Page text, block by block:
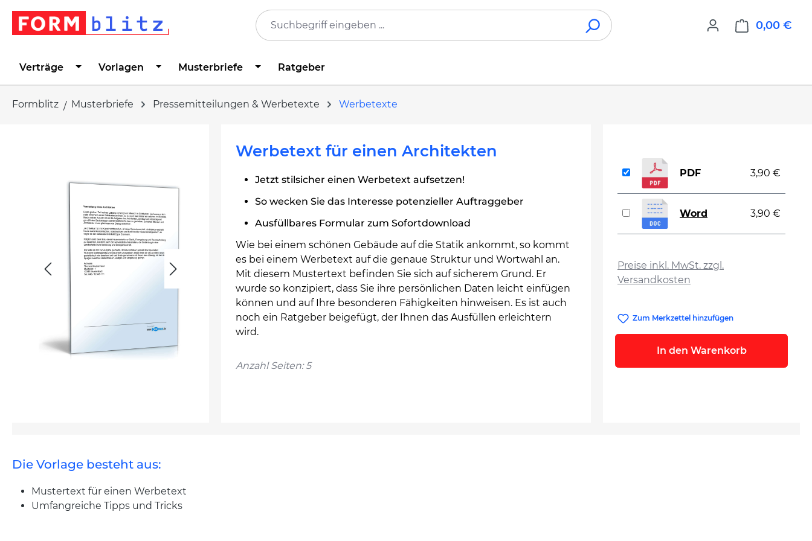
Zur Hauptnavigation springen
0,00 €
Verträge Vorlagen Musterbriefe Ratgeber
Formblitz Musterbriefe Pressemitteilungen & Werbetexte Werbetexte
Werbetext für einen Architekten
Jetzt stilsicher einen Werbetext aufsetzen!
So wecken Sie das Interesse potenzieller Auftraggeber
Ausfüllbares Formular zum Sofortdownload
Wie bei einem schönen Gebäude auf die Statik ankommt, so kommt
es bei einem Werbetext auf die genaue Struktur und Wortwahl an.
Mit diesem Mustertext befinden Sie sich auf sicherem Grund. Er
wurde so konzipiert, dass Sie ihre persönlichen Daten leicht einfügen
können und auf Ihre besonderen Fähigkeiten hinweisen. Es ist auch
noch ein Ratgeber beigefügt, der Ihnen das Ausfüllen erleichtern
wird.
Anzahl Seiten: 5
Preise inkl. MwSt. zzgl.
Versandkosten
PDF 3,90 €
Word 3,90 €
Zum Merkzettel hinzufügen
In den Warenkorb
Die Vorlage besteht aus:
Mustertext für einen Werbetext
Umfangreiche Tipps und Tricks